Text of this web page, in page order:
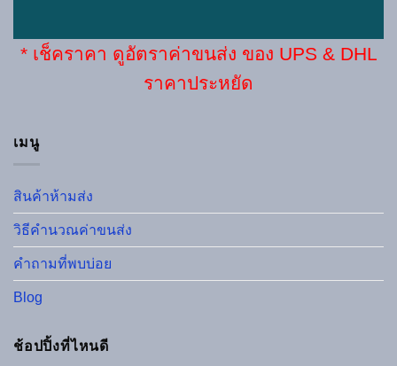
* เช็คราคา ดูอัตราค่าขนส่ง ของ UPS & DHL
ราคาประหยัด
เมนู
สินค้าห้ามส่ง
วิธีคำนวณค่าขนส่ง
คำถามที่พบบ่อย
Blog
ช้อปปิ้งที่ไหนดี